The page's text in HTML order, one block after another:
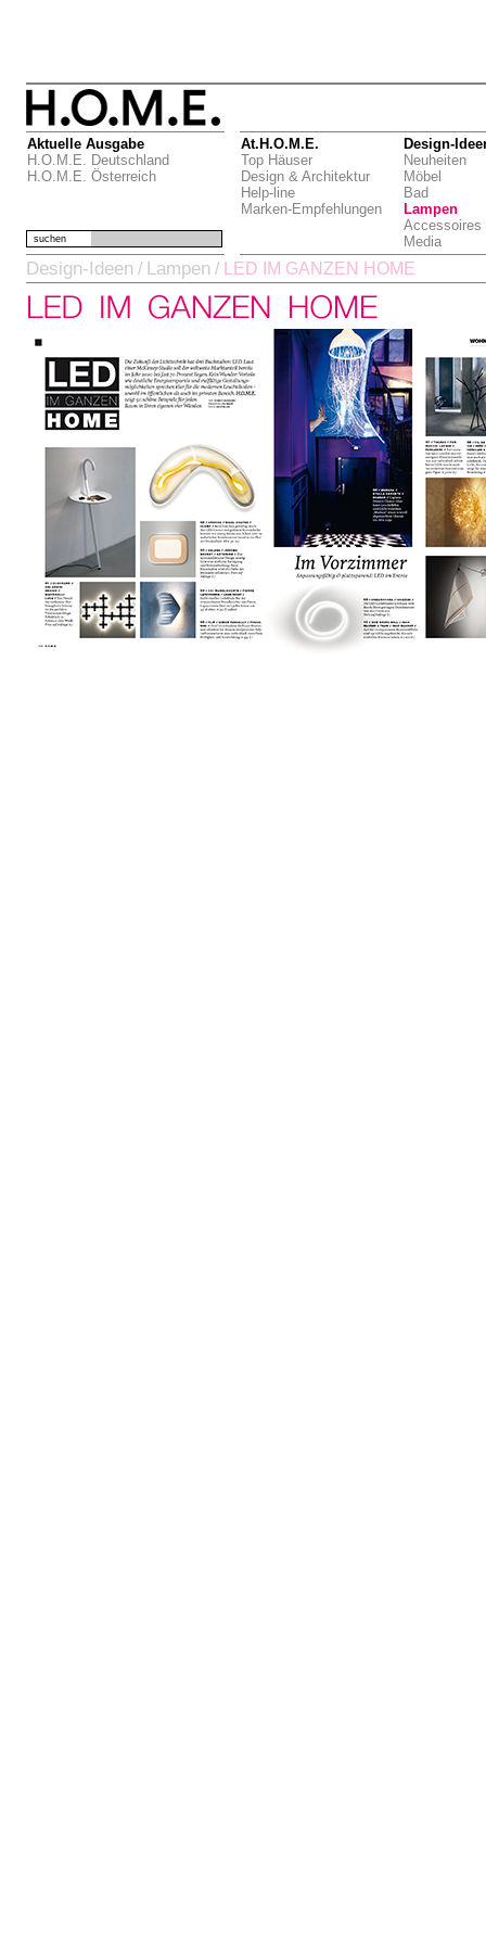
Aktuelle Ausgabe
H.O.M.E. Deutschland
H.O.M.E. Österreich
At.H.O.M.E.
Top Häuser
Design & Architektur
Help-line
Marken-Empfehlungen
Design-
Neuheiten
Möbel
Bad
Lampen
Accessoires
Media
suchen
Design-Ideen / Lampen / LED IM GANZEN HOME